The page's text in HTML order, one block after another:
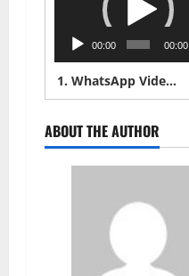
00:00 00:00
1. WhatsApp Video 2026-01-10 at 12.58.42 PM (1)
ABOUT THE AUTHOR